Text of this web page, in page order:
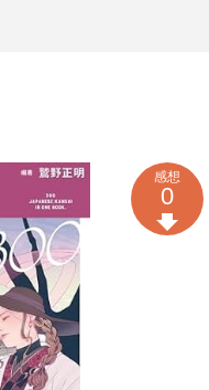
感想
0